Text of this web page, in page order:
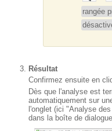
rangée
Résultat
Confirmez ensuite en
Dès que l'analyse est
automatiquement sur
l'onglet (ici "Analyse
dans la boîte de